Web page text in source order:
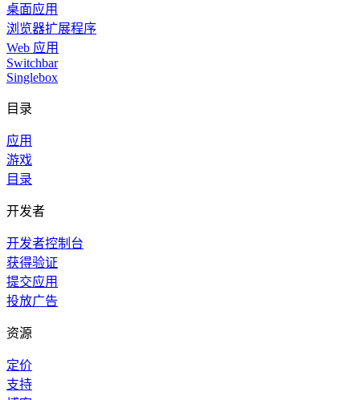
桌面应用
浏览器扩展程序
Web 应用
Switchbar
Singlebox
目录
应用
游戏
目录
开发者
开发者控制台
获得验证
提交应用
投放广告
资源
定价
支持